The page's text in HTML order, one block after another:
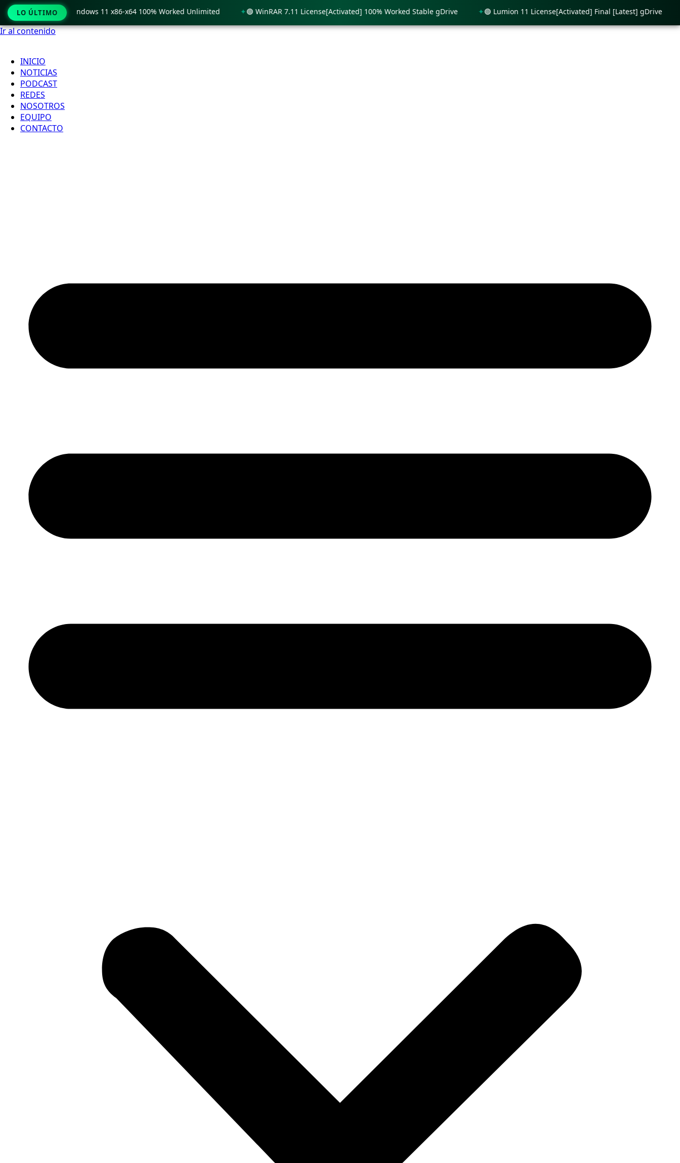
Ir al contenido
INICIO
NOTICIAS
PODCAST
REDES
NOSOTROS
EQUIPO
CONTACTO
LO ÚLTIMO
Crack only Windows 11 x86-x64 100% Worked Unlimited 🟢 WinRAR 7.11 License[Activated] 100% Worked Stable gDrive 🟢 Lumion 11 License[Activated] Final [Latest] gDrive